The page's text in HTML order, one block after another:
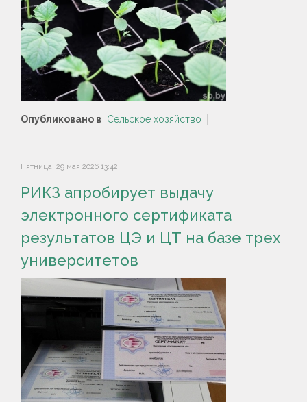
Опубликовано в Сельское хозяйство
Пятница, 29 мая 2026 13:42
РИКЗ апробирует выдачу
электронного сертификата
результатов ЦЭ и ЦТ на базе трех
университетов